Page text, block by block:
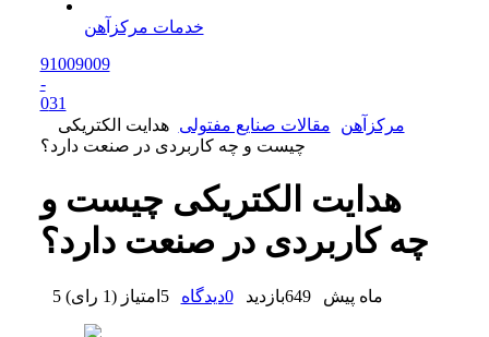
خدمات مرکزآهن
91009009
-
031
مرکزآهن
مقالات صنایع مفتولی
هدایت الکتریکی
چیست و چه کاربردی در صنعت دارد؟
هدایت الکتریکی چیست و
چه کاربردی در صنعت دارد؟
5 ماه پیش 649بازدید 0دیدگاه 5 امتیاز (1 رای )